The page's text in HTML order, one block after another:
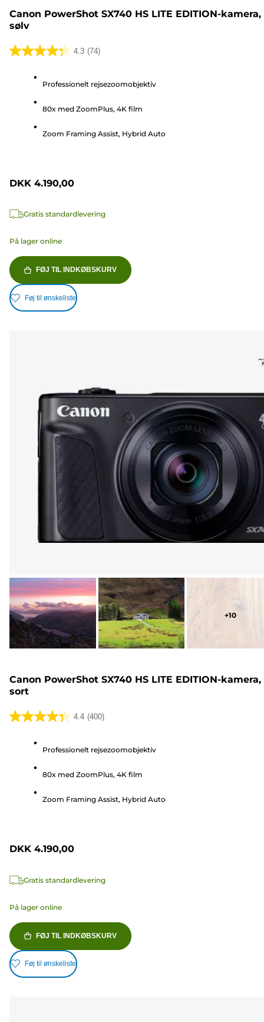
Canon PowerShot SX740 HS LITE EDITION-kamera,
sølv
4.3 (74)
4.3
stjerner.
Professionelt rejsezoomobjektiv
80x med ZoomPlus, 4K film
Zoom Framing Assist, Hybrid Auto
DKK 4.190,00
Gratis standardlevering
På lager online
FØJ TIL INDKØBSKURV
Føj til ønskeliste
+10
Canon PowerShot SX740 HS LITE EDITION-kamera,
sort
4.4 (400)
4.4
stjerner.
Professionelt rejsezoomobjektiv
80x med ZoomPlus, 4K film
Zoom Framing Assist, Hybrid Auto
DKK 4.190,00
Gratis standardlevering
På lager online
FØJ TIL INDKØBSKURV
Føj til ønskeliste